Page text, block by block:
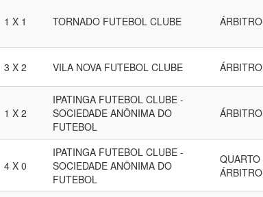
1 X 1 TORNADO FUTEBOL CLUBE ÁRBITRO
3 X 2 VILA NOVA FUTEBOL CLUBE ÁRBITRO
1 X 2
IPATINGA FUTEBOL CLUBE -
SOCIEDADE ANÔNIMA DO
FUTEBOL
ÁRBITRO
4 X 0
IPATINGA FUTEBOL CLUBE -
SOCIEDADE ANÔNIMA DO
FUTEBOL
QUARTO
ÁRBITRO